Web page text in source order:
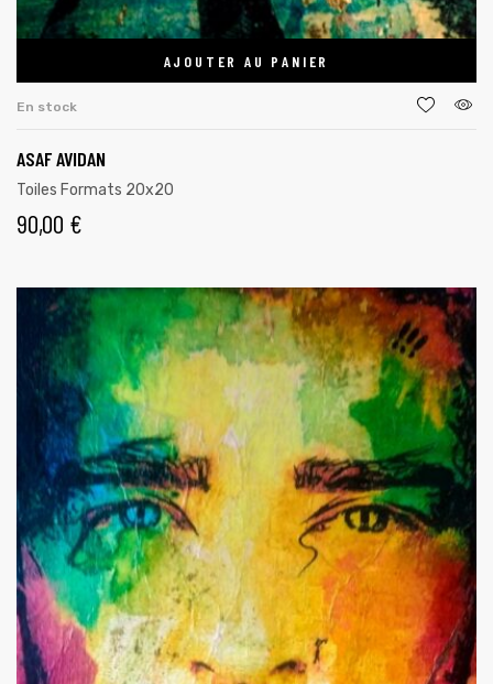
AJOUTER AU PANIER
En stock
ASAF AVIDAN
Toiles Formats 20x20
90,00 €